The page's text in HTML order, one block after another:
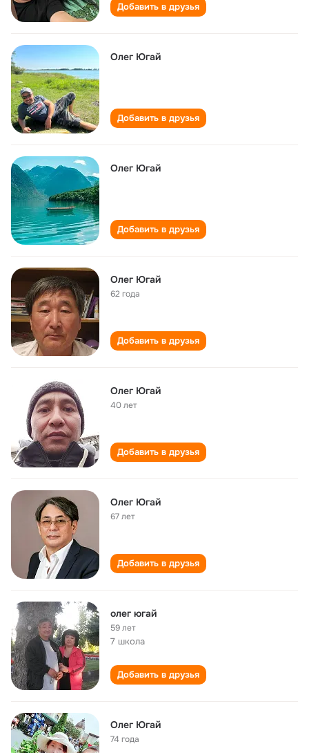
Добавить в друзья
Олег Югай
Добавить в друзья
Олег Югай
Добавить в друзья
Олег Югай
62 года
Добавить в друзья
Олег Югай
40 лет
Добавить в друзья
Олег Югай
67 лет
Добавить в друзья
олег югай
59 лет
7 школа
Добавить в друзья
Олег Югай
74 года